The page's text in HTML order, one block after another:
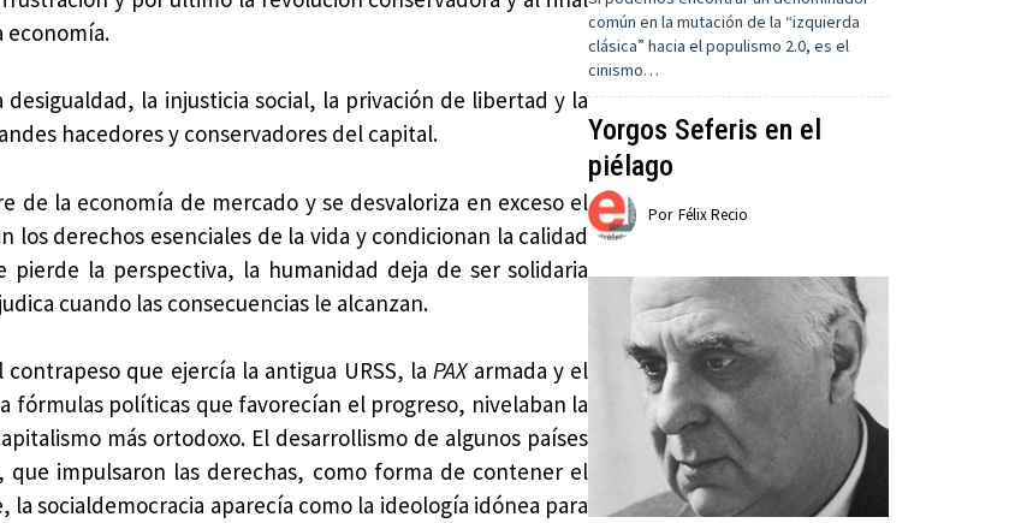
economía.
la injusticia social, la privación de libertad y la
hacedores y conservadores del capital.
de la economía de mercado y se desvaloriza en exceso el
derechos esenciales de la vida y condicionan la calidad
la perspectiva, la humanidad deja de ser solidaria
cuando las consecuencias le alcanzan.
que ejercía la antigua URSS, laPAXarmada y el
políticas que favorecían el progreso, nivelaban la
más ortodoxo. El desarrollismo de algunos países
impulsaron las derechas, como forma de contener el
socialdemocracia aparecía como la ideología idónea para
común en la mutación de la “izquierda
clásica” hacia el populismo 2.0, es el
cinismo…
Yorgos Seferis en el
piélago
Por Félix Recio